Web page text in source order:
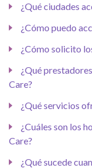
¿Qué ciudades
¿Cómo puedo
¿Cómo solicito
¿Qué
Care?
¿Qué servicios
¿Cuáles son los
Care?
¿Qué sucede